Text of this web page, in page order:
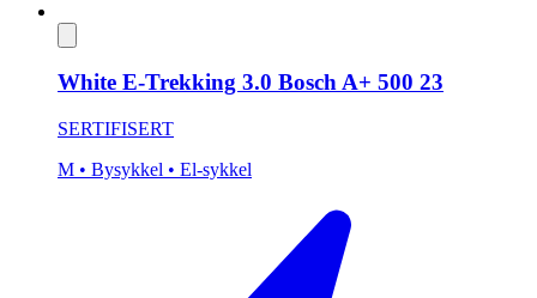
White E-Trekking 3.0 Bosch A+ 500 23
SERTIFISERT
M • Bysykkel • El-sykkel